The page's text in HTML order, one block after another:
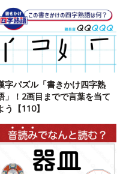
字パズル「書きかけ四字熟
」！2画目までで言葉を当て
う【110】